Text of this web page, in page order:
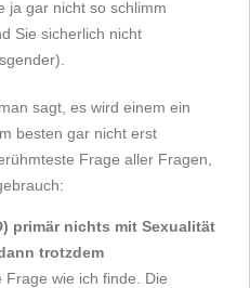
ja gar nicht so schlimm
Sie sicherlich nicht
sagt, es wird einem ein
besten gar nicht erst
Frage aller Fragen,
primär nichts mit Sexualität
trotzdem
Frage wie ich finde. Die